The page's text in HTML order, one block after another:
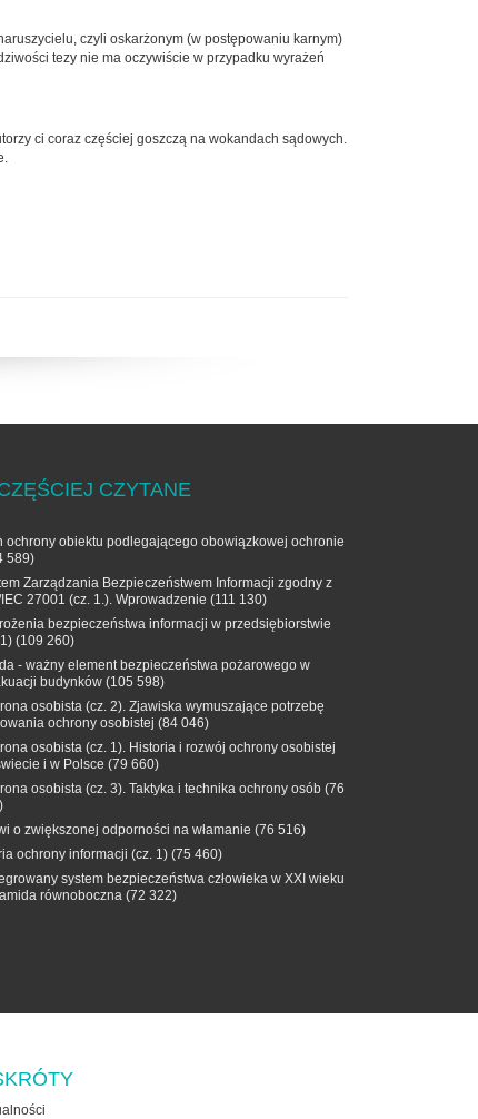
czyli oskarżonym (w postępowaniu karnym)
tezy nie ma oczywiście w przypadku wyrażeń
ci coraz częściej goszczą na wokandach sądowych.
CZYTANE
ochrony obiektu podlegającego obowiązkowej ochronie
589)
Zarządzania Bezpieczeństwem Informacji zgodny z
IEC 27001 (cz. 1.). Wprowadzenie (111 130)
bezpieczeństwa informacji w przedsiębiorstwie
(109 260)
- ważny element bezpieczeństwa pożarowego w
budynków (105 598)
osobista (cz. 2). Zjawiska wymuszające potrzebę
ochrony osobistej (84 046)
osobista (cz. 1). Historia i rozwój ochrony osobistej
i w Polsce (79 660)
osobista (cz. 3). Taktyka i technika ochrony osób (76
o zwiększonej odporności na włamanie (76 516)
ochrony informacji (cz. 1) (75 460)
system bezpieczeństwa człowieka w XXI wieku
równoboczna (72 322)